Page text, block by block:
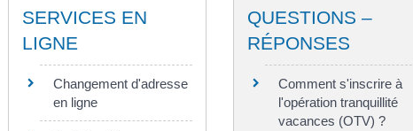
SERVICES EN
LIGNE
Changement d'adresse
en ligne
QUESTIONS –
RÉPONSES
Comment s'inscrire à
l'opération tranquillité
vacances (OTV) ?